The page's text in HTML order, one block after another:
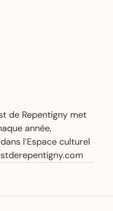
de Repentigny met
année,
l’Espace culturel